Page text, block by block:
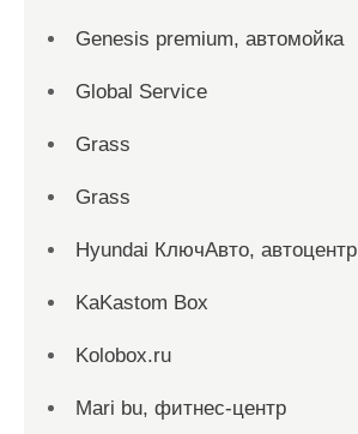
Genesis premium, автомойка
Global Service
Grass
Grass
Hyundai КлючАвто, автоцентр
KaKastom Box
Kolobox.ru
Mari bu, фитнес-центр